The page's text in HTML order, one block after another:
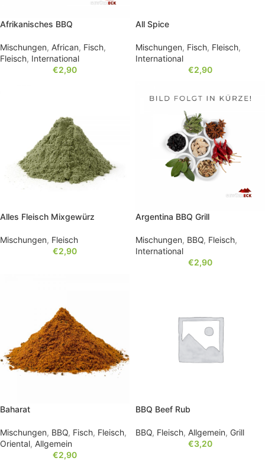
Afrikanisches BBQ
Mischungen, African, Fisch,
Fleisch, International
€2,90
All Spice
Mischungen, Fisch, Fleisch,
International
€2,90
Alles Fleisch Mixgewürz
Mischungen, Fleisch
€2,90
Argentina BBQ Grill
Mischungen, BBQ, Fleisch,
International
€2,90
Baharat
Mischungen, BBQ, Fisch, Fleisch,
Oriental, Allgemein
€2,90
BBQ Beef Rub
BBQ, Fleisch, Allgemein, Grill
€3,20